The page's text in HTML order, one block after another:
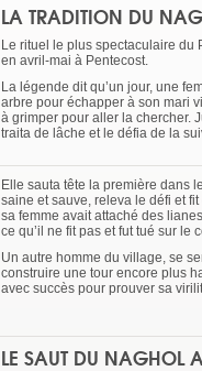
LA TRADITION DU
Le rituel le plus spectaculaire du
en avril-mai à Pentecost.
La légende dit qu’un jour, une
arbre pour échapper à son mari
à grimper pour aller la chercher.
traita de lâche et le défia de la
Elle sauta tête la première dans
saine et sauve, releva le défi et
sa femme avait attaché des
ce qu’il ne fit pas et fut tué sur le
Un autre homme du village, se
construire une tour encore plus
avec succès pour prouver sa
LE SAUT DU NAGHOL